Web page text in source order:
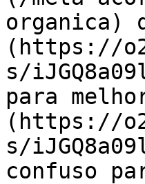
organica)
(https://
s/
para
(https://
s/
confuso